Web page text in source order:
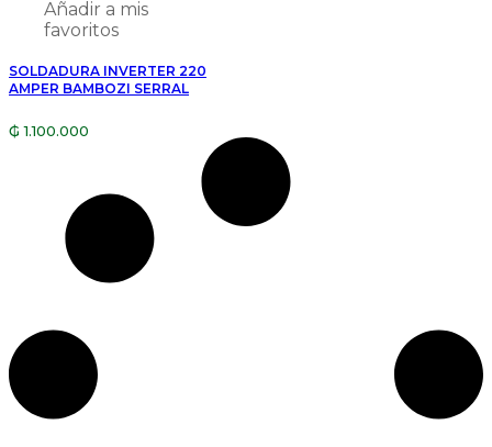
Añadir a mis
favoritos
SOLDADURA INVERTER 220
AMPER BAMBOZI SERRAL
₲ 1.100.000